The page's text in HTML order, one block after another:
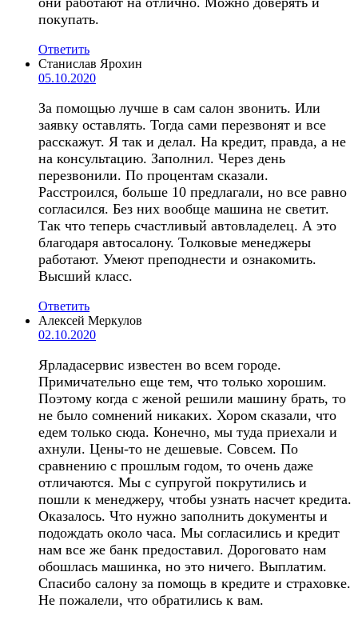
покупать.
Ответить
Станислав Ярохин
05.10.2020
За помощью лучше в сам салон звонить. Или
заявку оставлять. Тогда сами перезвонят и все
расскажут. Я так и делал. На кредит, правда, а не
на консультацию. Заполнил. Через день
перезвонили. По процентам сказали.
Расстроился, больше 10 предлагали, но все равно
согласился. Без них вообще машина не светит.
Так что теперь счастливый автовладелец. А это
благодаря автосалону. Толковые менеджеры
работают. Умеют преподнести и ознакомить.
Высший класс.
Ответить
Алексей Меркулов
02.10.2020
Ярладасервис известен во всем городе.
Примичательно еще тем, что только хорошим.
Поэтому когда с женой решили машину брать, то
не было сомнений никаких. Хором сказали, что
едем только сюда. Конечно, мы туда приехали и
ахнули. Цены-то не дешевые. Совсем. По
сравнению с прошлым годом, то очень даже
отличаются. Мы с супругой покрутились и
пошли к менеджеру, чтобы узнать насчет кредита.
Оказалось. Что нужно заполнить документы и
подождать около часа. Мы согласились и кредит
нам все же банк предоставил. Дороговато нам
обошлась машинка, но это ничего. Выплатим.
Спасибо салону за помощь в кредите и страховке.
Не пожалели, что обратились к вам.